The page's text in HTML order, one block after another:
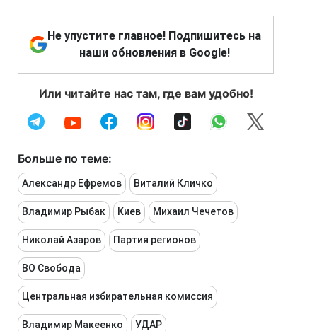
Не упустите главное! Подпишитесь на
наши обновления в Google!
Или читайте нас там, где вам удобно!
Больше по теме:
Александр Ефремов Виталий Кличко
Владимир Рыбак Киев Михаил Чечетов
Николай Азаров Партия регионов
ВО Свобода
Центральная избирательная комиссия
Владимир Макеенко УДАР